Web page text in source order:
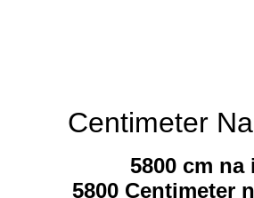
Centimeter
5800 cm na
5800 Centimeter